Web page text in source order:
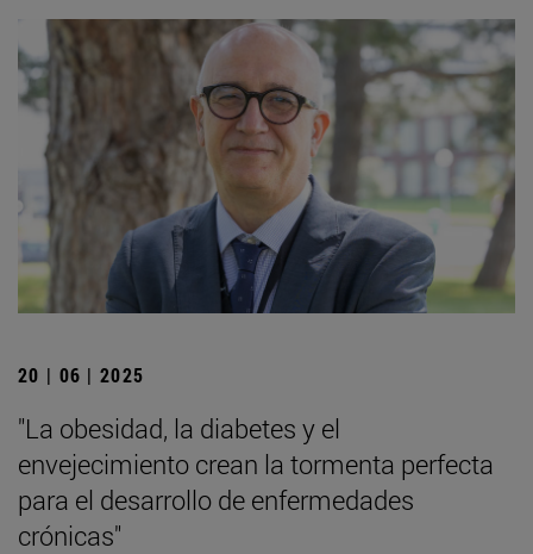
20 | 06 | 2025
"La obesidad, la diabetes y el
envejecimiento crean la tormenta perfecta
para el desarrollo de enfermedades
crónicas"